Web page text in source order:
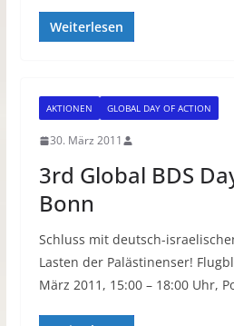
Weiterlesen
AKTIONEN GLOBAL DAY OF ACTION
30. März 2011
3rd Global BDS
Bonn
Schluss mit deutsch-
Lasten der Palästinenser!
März 2011, 15:00 – 18:00 Uhr,